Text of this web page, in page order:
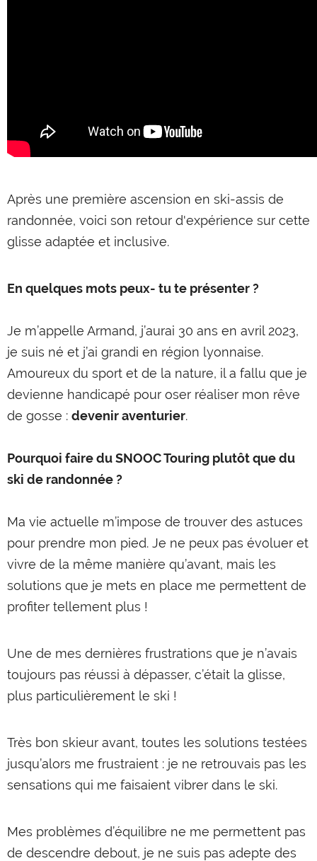
Après une première ascension en ski-assis de
randonnée, voici son retour d'expérience sur cette
glisse adaptée et inclusive.
En quelques mots peux- tu te présenter ?
Je m’appelle Armand, j’aurai 30 ans en avril 2023,
je suis né et j’ai grandi en région lyonnaise.
Amoureux du sport et de la nature, il a fallu que je
devienne handicapé pour oser réaliser mon rêve
de gosse : devenir aventurier.
Pourquoi faire du SNOOC Touring plutôt que du
ski de randonnée ?
Ma vie actuelle m’impose de trouver des astuces
pour prendre mon pied. Je ne peux pas évoluer et
vivre de la même manière qu’avant, mais les
solutions que je mets en place me permettent de
profiter tellement plus !
Une de mes dernières frustrations que je n’avais
toujours pas réussi à dépasser, c’était la glisse,
plus particulièrement le ski !
Très bon skieur avant, toutes les solutions testées
jusqu’alors me frustraient : je ne retrouvais pas les
sensations qui me faisaient vibrer dans le ski.
Mes problèmes d’équilibre ne me permettent pas
de descendre debout, je ne suis pas adepte des